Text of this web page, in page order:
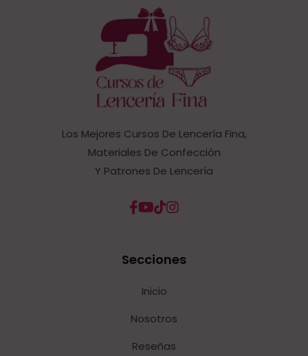
Los Mejores Cursos De Lencería Fina,
Materiales De Confección
Y Patrones De Lencería
Secciones
Inicio
Nosotros
Reseñas